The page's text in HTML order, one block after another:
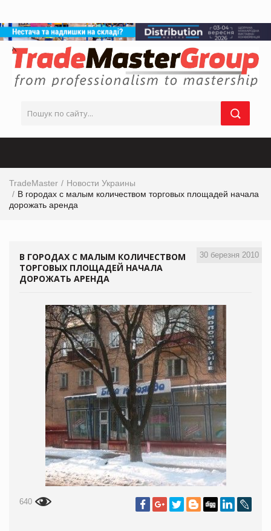
TradeMaster
Новости Украины
В городах с малым количеством торговых площадей начала
дорожать аренда
30 березня 2010
В ГОРОДАХ С МАЛЫМ КОЛИЧЕСТВОМ
ТОРГОВЫХ ПЛОЩАДЕЙ НАЧАЛА
ДОРОЖАТЬ АРЕНДА
640